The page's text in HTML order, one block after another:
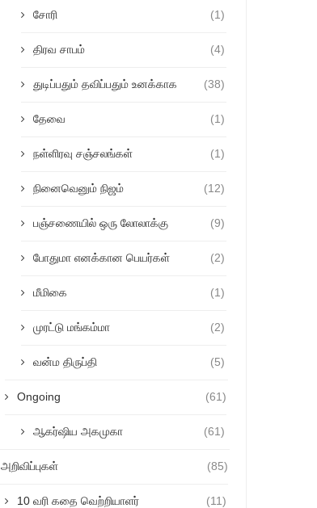
சோரி (1)
திரவ சாபம் (4)
துடிப்பதும் தவிப்பதும் உனக்காக (38)
தேவை (1)
நள்ளிரவு சஞ்சலங்கள் (1)
நினைவெனும் நிஜம் (12)
பஞ்சணையில் ஒரு லோலாக்கு (9)
போதுமா எனக்கான பெயர்கள் (2)
மீமிகை (1)
முரட்டு மங்கம்மா (2)
வன்ம திருப்தி (5)
Ongoing (61)
ஆகர்ஷிய அகமுகா (61)
அறிவிப்புகள் (85)
10 வரி கதை வெற்றியாளர் (11)